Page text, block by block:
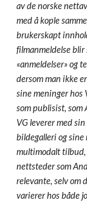
av de norske
med å kople
brukerskapt
filmanmeldelse blir
«anmeldelser» og
dersom man ikke
sine meninger hos
som publisist, som
VG leverer med
bildegalleri og sine
multimodalt tilbud,
nettsteder som
relevante, selv om
varierer hos både